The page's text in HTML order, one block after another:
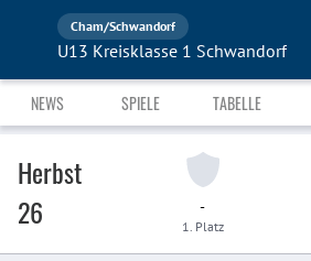
Cham/Schwandorf
U13 Kreisklasse 1 Schwandorf
NEWS SPIELE TABELLE
Herbst
26
-
1. Platz